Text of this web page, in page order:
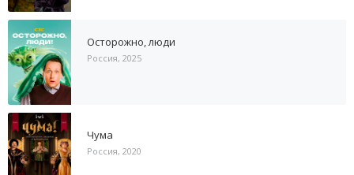
Осторожно, люди
Россия, 2025
Чума
Россия, 2020